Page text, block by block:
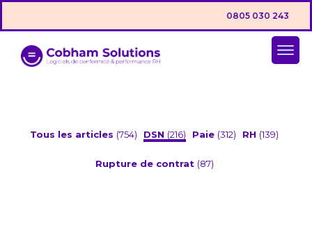
0805 030 243
Tous les articles (754) DSN (216) Paie (312) RH (139)
Rupture de contrat (87)